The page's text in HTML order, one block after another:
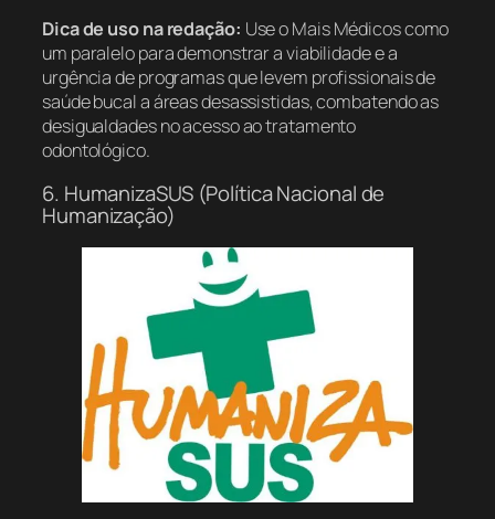
Dica de uso na redação: Use o Mais Médicos como
um paralelo para demonstrar a viabilidade e a
urgência de programas que levem profissionais de
saúde bucal a áreas desassistidas, combatendo as
desigualdades no acesso ao tratamento
odontológico.
6. HumanizaSUS (Política Nacional de
Humanização)